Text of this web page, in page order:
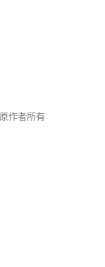
作者所有